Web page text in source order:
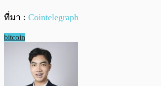
ที่มา : Cointelegraph
bitcoin